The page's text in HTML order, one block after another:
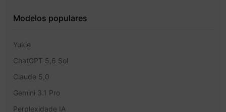
Modelos populares
Yukie
ChatGPT 5,6 Sol
Claude 5,0
Gemini 3.1 Pro
Perplexidade IA